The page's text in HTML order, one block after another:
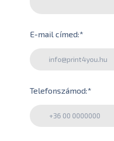
E-mail címed:*
Telefonszámod:*